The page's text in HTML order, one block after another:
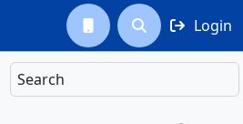
  Login
Search